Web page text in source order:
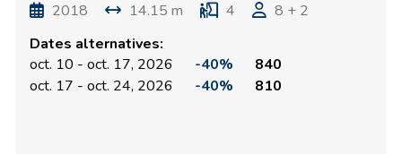
2018 14.15 m 4
8 + 2
Dates alternatives:
oct. 10 - oct. 17, 2026
-40%
840
oct. 17 - oct. 24, 2026
-40% 810